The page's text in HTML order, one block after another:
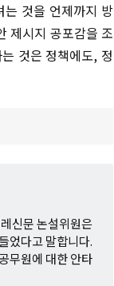
는 것을 언제까지 방
제시지 공포감을 조
것은 정책에도, 정
신문 논설위원은
었다고 말합니다.
무원에 대한 안타